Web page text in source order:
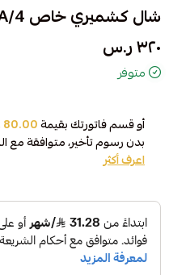
شال كشميري خاص A/4
٣٢٠ ر.س
متوفر
أو قسم فاتورتك بقيمة80.00 ر.س
بدون رسوم تأخير، متوافقة مع
اعرف أكثر